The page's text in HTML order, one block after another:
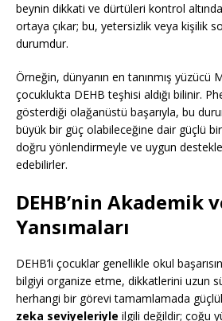
beynin dikkati ve dürtüleri kontrol
ortaya çıkar; bu, yetersizlik veya kişilik
durumdur.
Örneğin, dünyanın en tanınmış yüzücü
çocuklukta DEHB teşhisi aldığı bilinir.
gösterdiği olağanüstü başarıyla, bu
büyük bir güç olabileceğine dair güçlü
doğru yönlendirmeyle ve uygun
edebilirler.
DEHB’nin Akademik
Yansımaları
DEHB’li çocuklar genellikle okul
bilgiyi organize etme, dikkatlerini uzun
herhangi bir görevi tamamlamada
zeka seviyeleriyle ilgili değildir; çoğu